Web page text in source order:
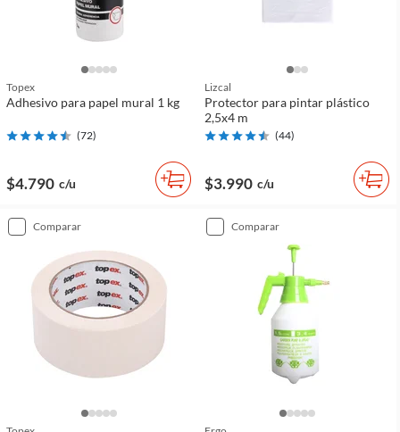
Topex
Adhesivo para papel mural 1 kg
(72)
$4.790 c/u
Lizcal
Protector para pintar plástico
2,5x4 m
(44)
$3.990 c/u
comparar comparar